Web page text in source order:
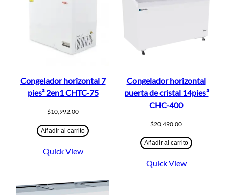
Congelador horizontal 7
pies³ 2en1 CHTC-75
$10,992.00
Añadir al carrito
Quick View
Congelador horizontal
puerta de cristal 14pies³
CHC-400
$20,490.00
Añadir al carrito
Quick View